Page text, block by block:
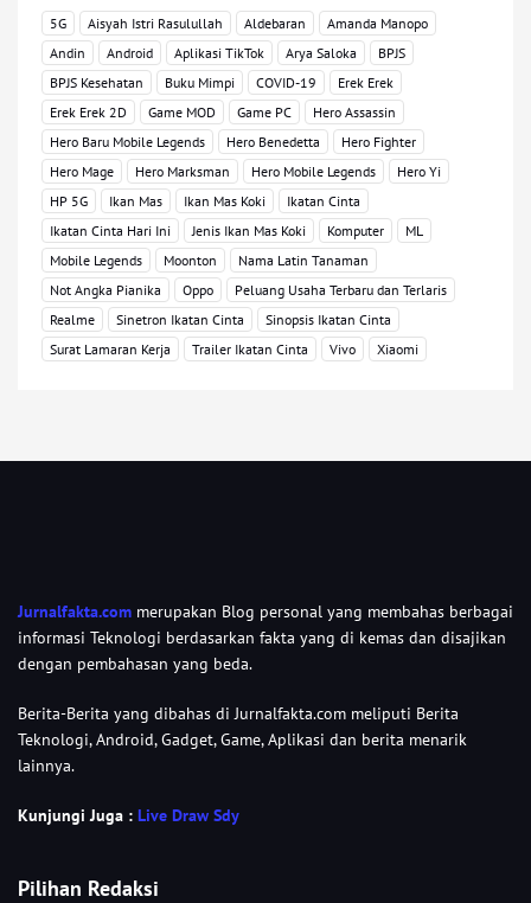
5G Aisyah Istri Rasulullah Aldebaran
Amanda Manopo
Andin
Android Aplikasi TikTok Arya Saloka
BPJS
BPJS Kesehatan
Buku Mimpi COVID-19
Erek Erek
Erek Erek 2D
Game MOD Game PC
Hero Assassin
Hero Baru Mobile Legends
Hero Benedetta
Hero Fighter
Hero Mage
Hero Marksman Hero Mobile Legends
Hero Yi
HP 5G
Ikan Mas Ikan Mas Koki
Ikatan Cinta
Ikatan Cinta Hari Ini
Jenis Ikan Mas Koki Komputer
ML
Mobile Legends
Moonton
Nama Latin Tanaman
Not Angka Pianika
Oppo
Peluang Usaha Terbaru dan Terlaris
Realme
Sinetron Ikatan Cinta
Sinopsis Ikatan Cinta
Surat Lamaran Kerja
Trailer Ikatan Cinta Vivo Xiaomi
Jurnalfakta.com merupakan Blog personal yang membahas berbagai
informasi Teknologi berdasarkan fakta yang di kemas dan disajikan
dengan pembahasan yang beda.
Berita-Berita yang dibahas di Jurnalfakta.com meliputi Berita
Teknologi, Android, Gadget, Game, Aplikasi dan berita menarik
lainnya.
Kunjungi Juga : Live Draw Sdy
Pilihan Redaksi